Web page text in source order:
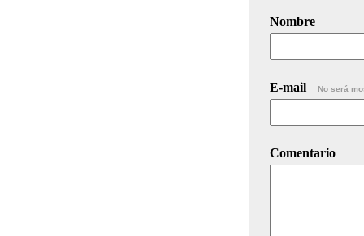
Nombre
E-mail No será
Comentario